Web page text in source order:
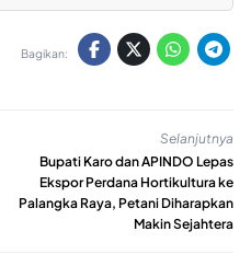
Bagikan:
Selanjutnya
Bupati Karo dan APINDO Lepas
Ekspor Perdana Hortikultura ke
Palangka Raya, Petani Diharapkan
Makin Sejahtera